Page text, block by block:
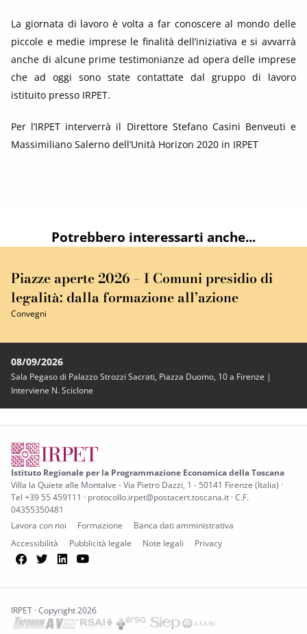
La giornata di lavoro è volta a far conoscere al mondo delle
piccole e medie imprese le finalità dell’iniziativa e si avvarrà
anche di alcune prime testimonianze ad opera delle imprese
che ad oggi sono state contattate dal gruppo di lavoro
istituito presso IRPET.
Per l’IRPET interverrà il Direttore Stefano Casini Benveuti e
Massimiliano Salerno dell’Unità Horizon 2020 in IRPET
Potrebbero interessarti anche...
Piazze aperte 2026 – I Comuni presidio di
legalità: dalla formazione all’azione
Convegni
08/09/2026
Sala Pegaso di Palazzo Strozzi Sacrati, Piazza Duomo, 10 a Firenze |
Interviene N. Sciclone
Istituto Regionale per la Programmazione Economica della Toscana
Villa la Quiete alle Montalve - Via Pietro Dazzi, 1 - 50141 Firenze (Italia) ·
Tel +39 55 459111 · protocollo.irpet@postacert.toscana.it · C.F.
04355350481
Lavora con noi
Formazione
Banca dati amministrativa
Accessibilità
Pubblicità legale Note legali Privacy
Facebook
TwitterLinkedIn
IRPET · Copyright 2026